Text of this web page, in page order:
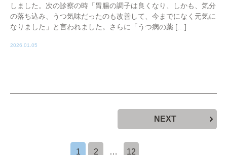
しました。次の診察の時「胃腸の調子は良くなり、しかも、気分
の落ち込み、うつ気味だったのも改善して、今までになく元気に
なりました」と言われました。さらに「うつ病の薬 […]
2026.01.05
1 2 … 12
NEXT